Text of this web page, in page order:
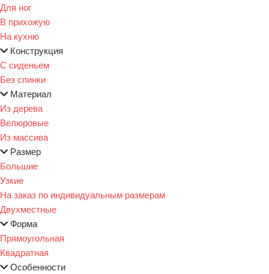
Для ног
В прихожую
На кухню
Конструкция
С сиденьем
Без спинки
Материал
Из дерева
Велюровые
Из массива
Размер
Большие
Узкие
На заказ по индивидуальным размерам
Двухместные
Форма
Прямоугольная
Квадратная
Особенности